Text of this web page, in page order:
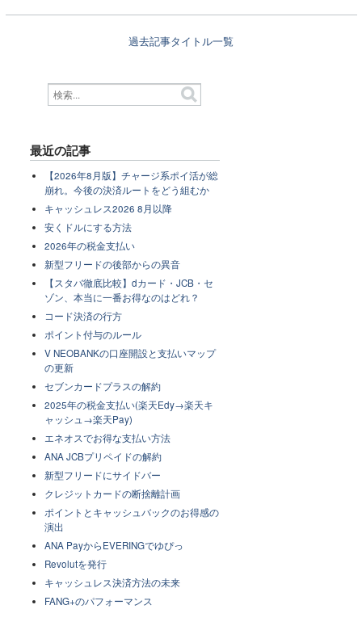
過去記事タイトル一覧
最近の記事
【2026年8月版】チャージ系ポイ活が総
崩れ。今後の決済ルートをどう組むか
キャッシュレス2026 8月以降
安くドルにする方法
2026年の税金支払い
新型フリードの後部からの異音
【スタバ徹底比較】dカード・JCB・セ
ゾン、本当に一番お得なのはどれ？
コード決済の行方
ポイント付与のルール
V NEOBANKの口座開設と支払いマップ
の更新
セブンカードプラスの解約
2025年の税金支払い(楽天Edy→楽天キ
ャッシュ→楽天Pay)
エネオスでお得な支払い方法
ANA JCBプリペイドの解約
新型フリードにサイドバー
クレジットカードの断捨離計画
ポイントとキャッシュバックのお得感の
演出
ANA PayからEVERINGでゆぴっ
Revolutを発行
キャッシュレス決済方法の未来
FANG+のパフォーマンス